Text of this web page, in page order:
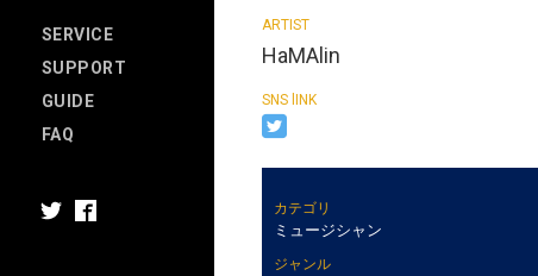
SERVICE
SUPPORT
GUIDE
FAQ
HaMAlin
カテゴリ
ミュージシャン
ジャンル